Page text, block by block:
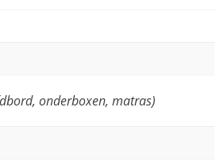
onderboxen, matras)